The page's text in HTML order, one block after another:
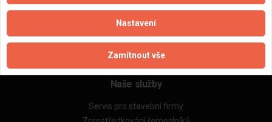
Obchodní podmínky (zprostředkování)
Obchodní podmínky (rozpočtování)
Reference
Naše excelové tabulky online
Naše služby
Servis pro stavební firmy
Nastavení
Zamítnout vše